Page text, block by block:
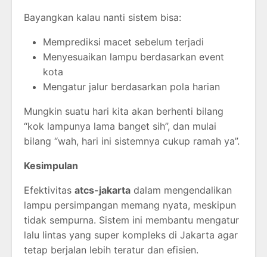
Bayangkan kalau nanti sistem bisa:
Memprediksi macet sebelum terjadi
Menyesuaikan lampu berdasarkan event
kota
Mengatur jalur berdasarkan pola harian
Mungkin suatu hari kita akan berhenti bilang
“kok lampunya lama banget sih”, dan mulai
bilang “wah, hari ini sistemnya cukup ramah ya”.
Kesimpulan
Efektivitas atcs-jakarta dalam mengendalikan
lampu persimpangan memang nyata, meskipun
tidak sempurna. Sistem ini membantu mengatur
lalu lintas yang super kompleks di Jakarta agar
tetap berjalan lebih teratur dan efisien.